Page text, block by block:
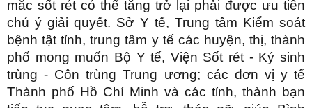
mắc sốt rét có thể tăng trở lại phải được ưu tiên
chú ý giải quyết. Sở Y tế, Trung tâm Kiểm soát
bệnh tật tỉnh, trung tâm y tế các huyện, thị, thành
phố mong muốn Bộ Y tế, Viện Sốt rét - Ký sinh
trùng - Côn trùng Trung ương; các đơn vị y tế
Thành phố Hồ Chí Minh và các tỉnh, thành bạn